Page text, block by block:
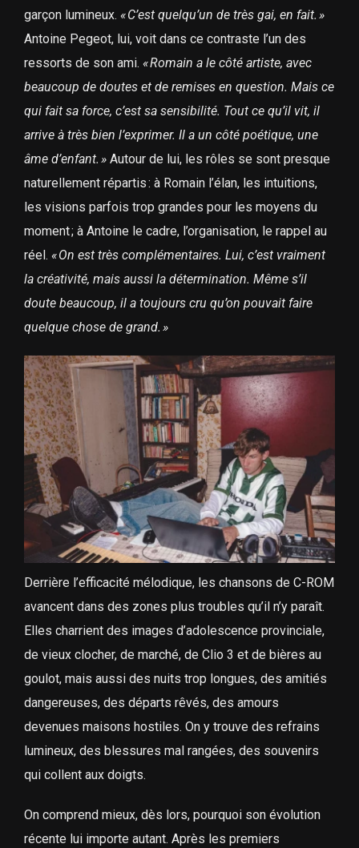
garçon lumineux. «C’est quelqu’un de très gai, en fait. »
Antoine Pegeot, lui, voit dans ce contraste l’un des
ressorts de son ami. «Romain a le côté artiste, avec
beaucoup de doutes et de remises en question. Mais ce
qui fait sa force, c’est sa sensibilité. Tout ce qu’il vit, il
arrive à très bien l’exprimer. Il a un côté poétique, une
âme d’enfant. » Autour de lui, les rôles se sont presque
naturellement répartis : à Romain l’élan, les intuitions,
les visions parfois trop grandes pour les moyens du
moment ; à Antoine le cadre, l’organisation, le rappel au
réel. «On est très complémentaires. Lui, c’est vraiment
la créativité, mais aussi la détermination. Même s’il
doute beaucoup, il a toujours cru qu’on pouvait faire
quelque chose de grand. »
Derrière l’efficacité mélodique, les chansons de C-ROM
avancent dans des zones plus troubles qu’il n’y paraît.
Elles charrient des images d’adolescence provinciale,
de vieux clocher, de marché, de Clio 3 et de bières au
goulot, mais aussi des nuits trop longues, des amitiés
dangereuses, des départs rêvés, des amours
devenues maisons hostiles. On y trouve des refrains
lumineux, des blessures mal rangées, des souvenirs
qui collent aux doigts.
On comprend mieux, dès lors, pourquoi son évolution
récente lui importe autant. Après les premiers